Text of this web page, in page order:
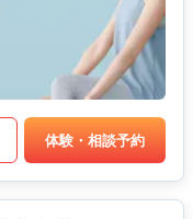
体験・相談予約